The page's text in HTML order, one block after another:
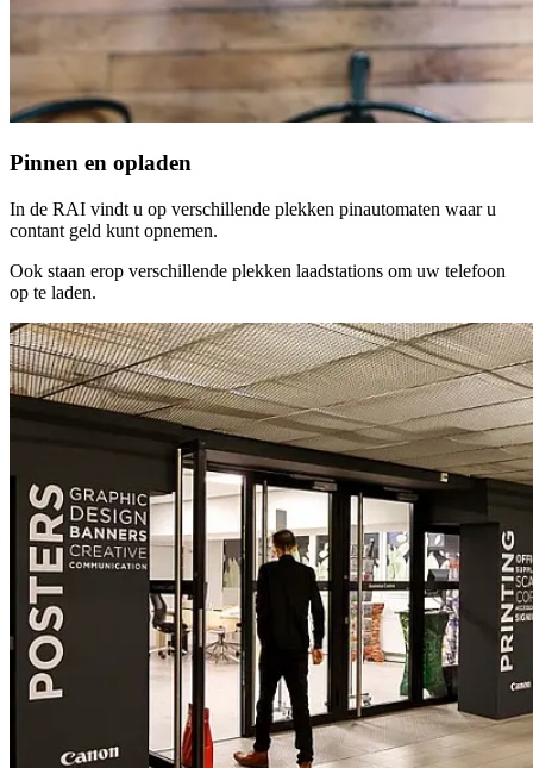
Pinnen en opladen
In de RAI vindt u op verschillende plekken pinautomaten waar u
contant geld kunt opnemen.
Ook staan erop verschillende plekken laadstations om uw telefoon
op te laden.